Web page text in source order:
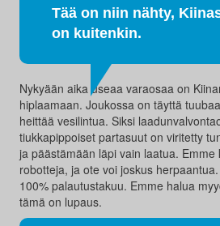
Tää on niin nähty,
on kuitenkin.
Nykyään aika useaa varaosaa on
hiplaamaan. Joukossa on täyttä
heittää vesilintua. Siksi
tiukkapippoiset partasuut on viritetty
ja päästämään läpi vain laatua. Emme
robotteja, ja ote voi joskus
100% palautustakuu. Emme halua
tämä on lupaus.